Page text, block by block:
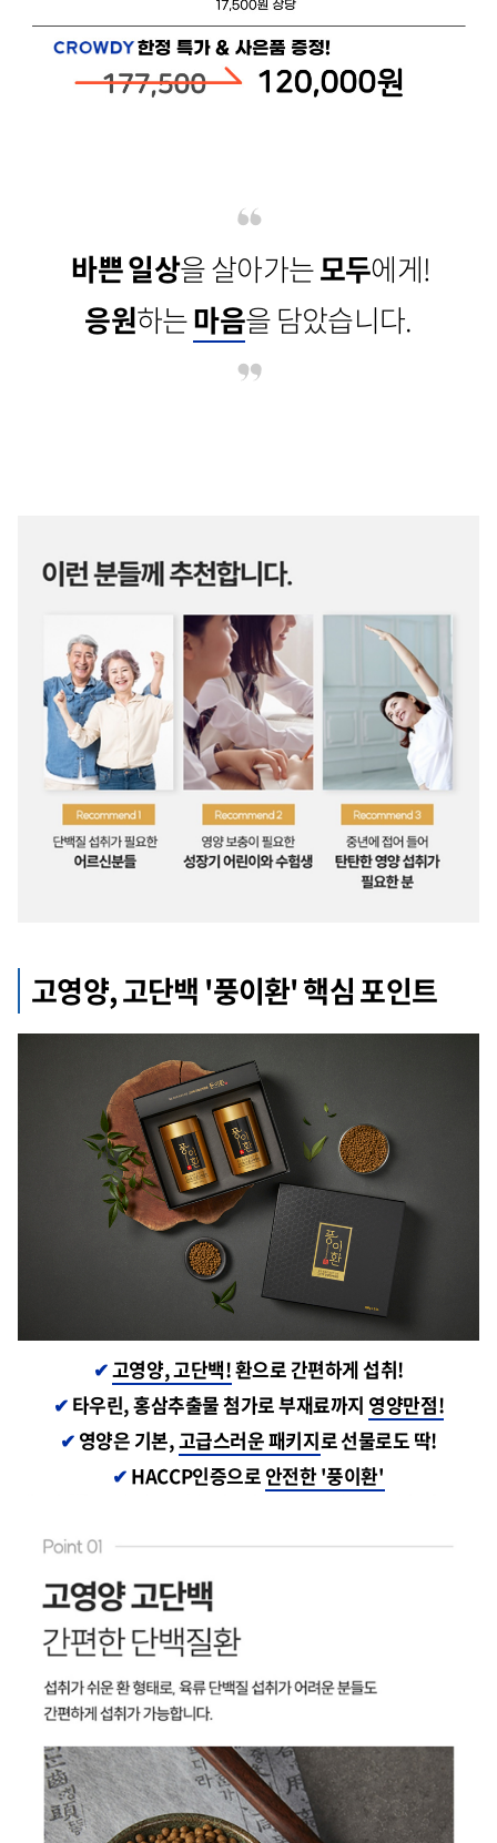
바쁜 일상을 살아가는모두에게!
응원하는마음을 담았습니다.
고영양, 고단백 '풍이환' 핵심 포인트
✔고영양, 고단백!환으로 간편하게 섭취!
✔ 타우린, 홍삼추출물 첨가로 부재료까지 영양만점!
✔ 영양은 기본,고급스러운 패키지로 선물로도 딱!
✔ HACCP인증으로안전한 '풍이환'